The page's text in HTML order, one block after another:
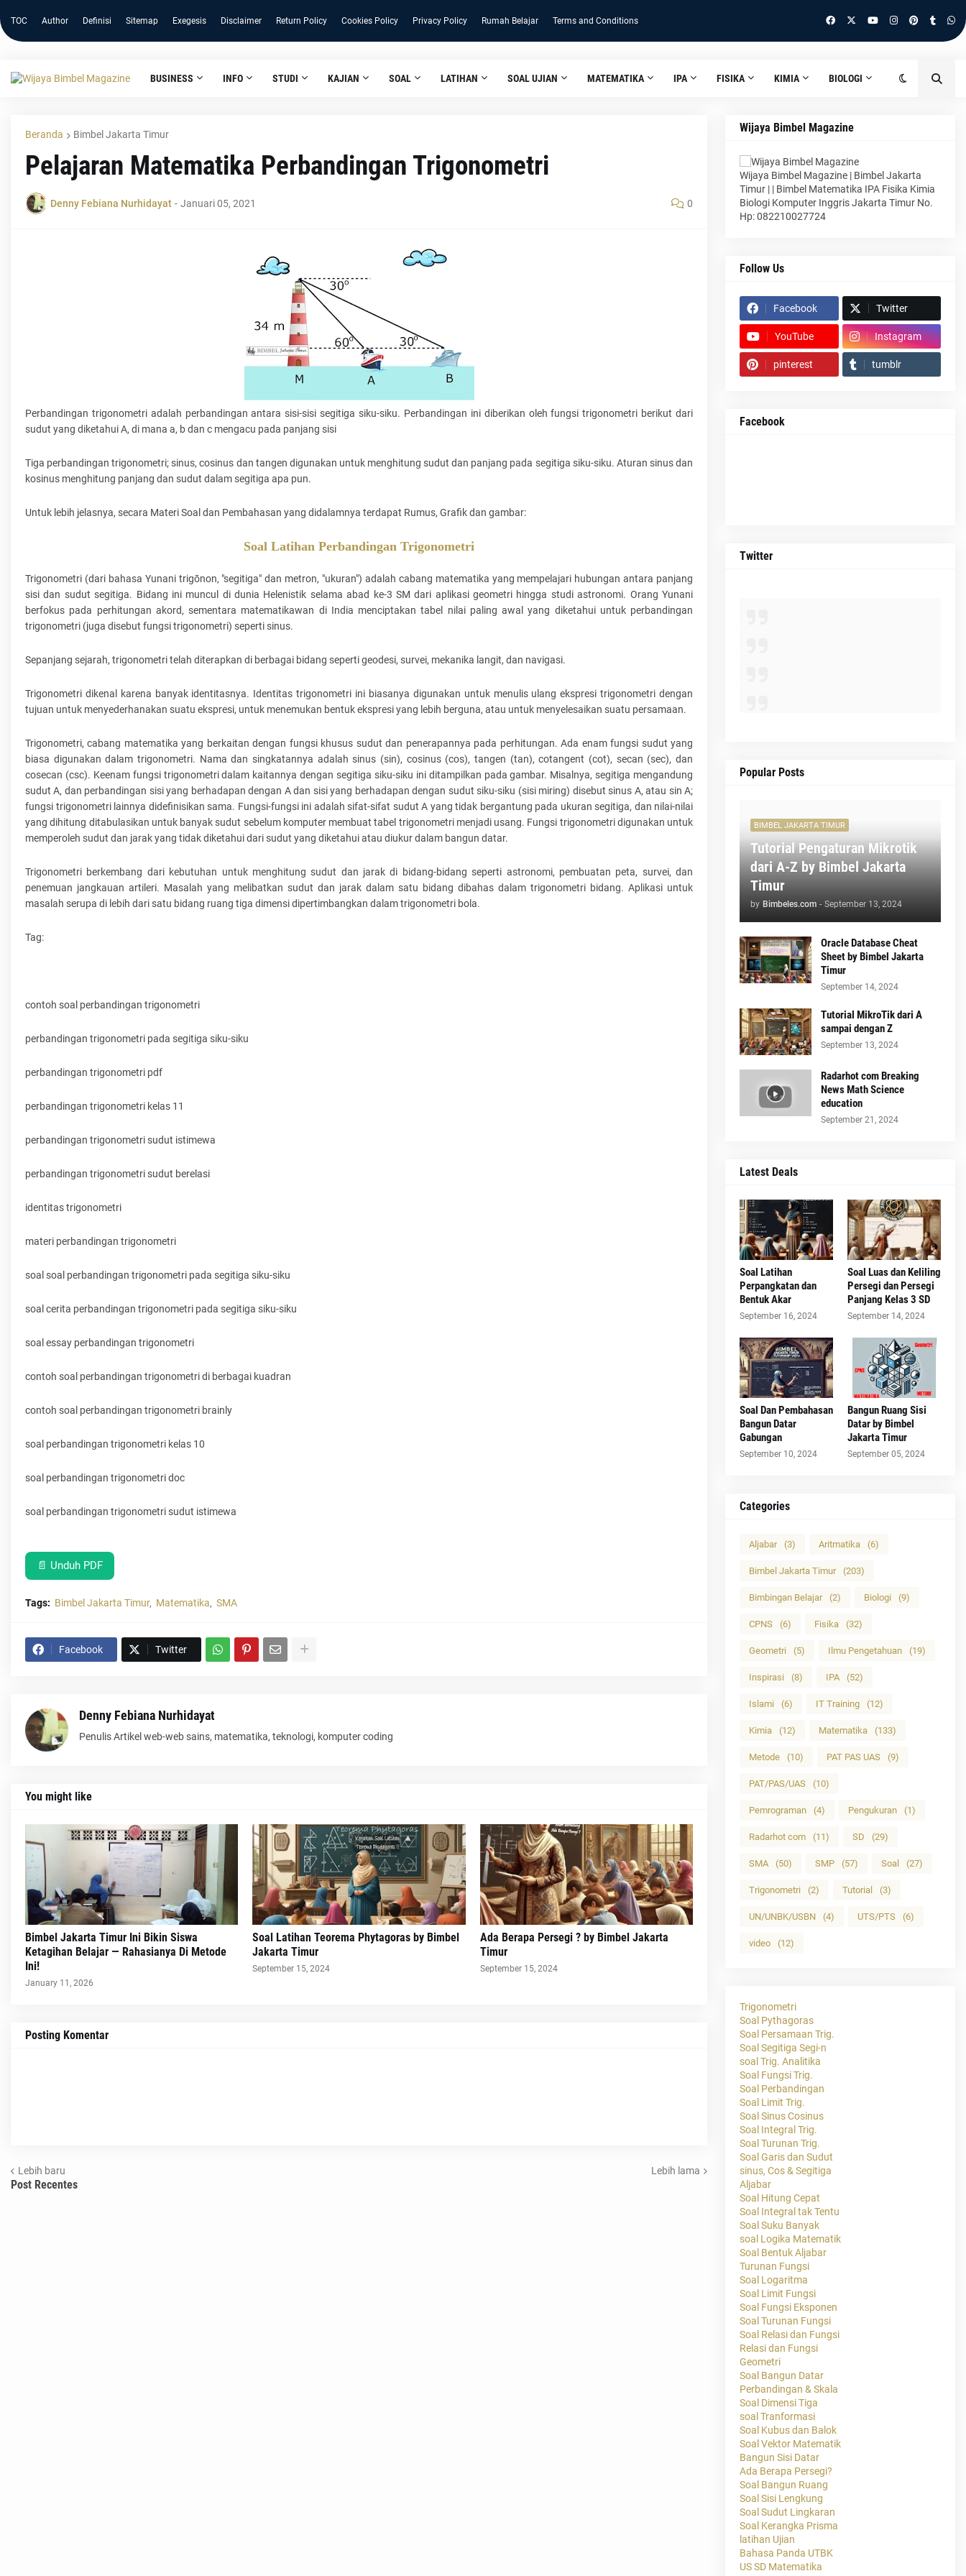
TOC Author Definisi Sitemap Exegesis Disclaimer Return Policy Cookies Policy Privacy Policy Rumah Belajar Terms and Conditions
BUSINESS INFO STUDI KAJIAN SOAL LATIHAN SOAL UJIAN MATEMATIKA IPA FISIKA KIMIA BIOLOGI
Beranda Bimbel Jakarta Timur
Pelajaran Matematika Perbandingan Trigonometri
Denny Febiana Nurhidayat - Januari 05, 2021 0
Perbandingan trigonometri adalah perbandingan antara sisi-sisi segitiga siku-siku. Perbandingan ini diberikan oleh fungsi trigonometri berikut dari
sudut yang diketahui A, di mana a, b dan c mengacu pada panjang sisi
Tiga perbandingan trigonometri; sinus, cosinus dan tangen digunakan untuk menghitung sudut dan panjang pada segitiga siku-siku. Aturan sinus dan
kosinus menghitung panjang dan sudut dalam segitiga apa pun.
Untuk lebih jelasnya, secara Materi Soal dan Pembahasan yang didalamnya terdapat Rumus, Grafik dan gambar:
Soal Latihan Perbandingan Trigonometri
Trigonometri (dari bahasa Yunani trigōnon, "segitiga" dan metron, "ukuran") adalah cabang matematika yang mempelajari hubungan antara panjang
sisi dan sudut segitiga. Bidang ini muncul di dunia Helenistik selama abad ke-3 SM dari aplikasi geometri hingga studi astronomi. Orang Yunani
berfokus pada perhitungan akord, sementara matematikawan di India menciptakan tabel nilai paling awal yang diketahui untuk perbandingan
trigonometri (juga disebut fungsi trigonometri) seperti sinus.
Sepanjang sejarah, trigonometri telah diterapkan di berbagai bidang seperti geodesi, survei, mekanika langit, dan navigasi.
Trigonometri dikenal karena banyak identitasnya. Identitas trigonometri ini biasanya digunakan untuk menulis ulang ekspresi trigonometri dengan
tujuan untuk menyederhanakan suatu ekspresi, untuk menemukan bentuk ekspresi yang lebih berguna, atau untuk menyelesaikan suatu persamaan.
Trigonometri, cabang matematika yang berkaitan dengan fungsi khusus sudut dan penerapannya pada perhitungan. Ada enam fungsi sudut yang
biasa digunakan dalam trigonometri. Nama dan singkatannya adalah sinus (sin), cosinus (cos), tangen (tan), cotangent (cot), secan (sec), dan
cosecan (csc). Keenam fungsi trigonometri dalam kaitannya dengan segitiga siku-siku ini ditampilkan pada gambar. Misalnya, segitiga mengandung
sudut A, dan perbandingan sisi yang berhadapan dengan A dan sisi yang berhadapan dengan sudut siku-siku (sisi miring) disebut sinus A, atau sin A;
fungsi trigonometri lainnya didefinisikan sama. Fungsi-fungsi ini adalah sifat-sifat sudut A yang tidak bergantung pada ukuran segitiga, dan nilai-nilai
yang dihitung ditabulasikan untuk banyak sudut sebelum komputer membuat tabel trigonometri menjadi usang. Fungsi trigonometri digunakan untuk
memperoleh sudut dan jarak yang tidak diketahui dari sudut yang diketahui atau diukur dalam bangun datar.
Trigonometri berkembang dari kebutuhan untuk menghitung sudut dan jarak di bidang-bidang seperti astronomi, pembuatan peta, survei, dan
penemuan jangkauan artileri. Masalah yang melibatkan sudut dan jarak dalam satu bidang dibahas dalam trigonometri bidang. Aplikasi untuk
masalah serupa di lebih dari satu bidang ruang tiga dimensi dipertimbangkan dalam trigonometri bola.
Tag:
contoh soal perbandingan trigonometri
perbandingan trigonometri pada segitiga siku-siku
perbandingan trigonometri pdf
perbandingan trigonometri kelas 11
perbandingan trigonometri sudut istimewa
perbandingan trigonometri sudut berelasi
identitas trigonometri
materi perbandingan trigonometri
soal soal perbandingan trigonometri pada segitiga siku-siku
soal cerita perbandingan trigonometri pada segitiga siku-siku
soal essay perbandingan trigonometri
contoh soal perbandingan trigonometri di berbagai kuadran
contoh soal perbandingan trigonometri brainly
soal perbandingan trigonometri kelas 10
soal perbandingan trigonometri doc
soal perbandingan trigonometri sudut istimewa
📄 Unduh PDF
Tags: Bimbel Jakarta Timur Matematika SMA
Facebook Twitter
Denny Febiana Nurhidayat
Penulis Artikel web-web sains, matematika, teknologi, komputer coding
You might like
Bimbel Jakarta Timur Ini Bikin Siswa
Ketagihan Belajar — Rahasianya Di Metode
Ini!
January 11, 2026
Soal Latihan Teorema Phytagoras by Bimbel
Jakarta Timur
September 15, 2024
Ada Berapa Persegi ? by Bimbel Jakarta
Timur
September 15, 2024
Posting Komentar
Lebih baru Lebih lama
Post Recentes
Wijaya Bimbel Magazine
Wijaya Bimbel Magazine | Bimbel Jakarta
Timur | | Bimbel Matematika IPA Fisika Kimia
Biologi Komputer Inggris Jakarta Timur No.
Hp: 082210027724
Follow Us
Facebook Twitter
YouTube Instagram
pinterest tumblr
Facebook
Twitter
Popular Posts
BIMBEL JAKARTA TIMUR
Tutorial Pengaturan Mikrotik
dari A-Z by Bimbel Jakarta
Timur
by Bimbeles.com - September 13, 2024
Oracle Database Cheat
Sheet by Bimbel Jakarta
Timur
September 14, 2024
Tutorial MikroTik dari A
sampai dengan Z
September 13, 2024
Radarhot com Breaking
News Math Science
education
September 21, 2024
Latest Deals
Soal Latihan
Perpangkatan dan
Bentuk Akar
September 16, 2024
Soal Luas dan Keliling
Persegi dan Persegi
Panjang Kelas 3 SD
September 14, 2024
Soal Dan Pembahasan
Bangun Datar
Gabungan
September 10, 2024
Bangun Ruang Sisi
Datar by Bimbel
Jakarta Timur
September 05, 2024
Categories
Aljabar (3) Aritmatika (6)
Bimbel Jakarta Timur (203)
Bimbingan Belajar (2) Biologi (9)
CPNS (6) Fisika (32)
Geometri (5) Ilmu Pengetahuan (19)
Inspirasi (8) IPA (52)
Islami (6) IT Training (12)
Kimia (12) Matematika (133)
Metode (10) PAT PAS UAS (9)
PAT/PAS/UAS (10)
Pemrograman (4) Pengukuran (1)
Radarhot com (11) SD (29)
SMA (50) SMP (57) Soal (27)
Trigonometri (2) Tutorial (3)
UN/UNBK/USBN (4) UTS/PTS (6)
video (12)
Trigonometri
Soal Pythagoras
Soal Persamaan Trig.
Soal Segitiga Segi-n
soal Trig. Analitika
Soal Fungsi Trig.
Soal Perbandingan
Soal Limit Trig.
Soal Sinus Cosinus
Soal Integral Trig.
Soal Turunan Trig.
Soal Garis dan Sudut
sinus, Cos & Segitiga
Aljabar
Soal Hitung Cepat
Soal Integral tak Tentu
Soal Suku Banyak
soal Logika Matematik
Soal Bentuk Aljabar
Turunan Fungsi
Soal Logaritma
Soal Limit Fungsi
Soal Fungsi Eksponen
Soal Turunan Fungsi
Soal Relasi dan Fungsi
Relasi dan Fungsi
Geometri
Soal Bangun Datar
Perbandingan & Skala
Soal Dimensi Tiga
soal Tranformasi
Soal Kubus dan Balok
Soal Vektor Matematik
Bangun Sisi Datar
Ada Berapa Persegi?
Soal Bangun Ruang
Soal Sisi Lengkung
Soal Sudut Lingkaran
Soal Kerangka Prisma
latihan Ujian
Bahasa Panda UTBK
US SD Matematika